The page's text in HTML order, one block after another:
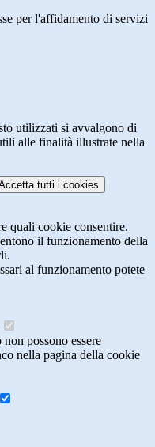
per l'affidamento di servizi
utilizzati si avvalgono di
alle finalità illustrate nella
tutti i cookies
quali cookie consentire.
il funzionamento della
al funzionamento potete
possono essere
nella pagina della cookie